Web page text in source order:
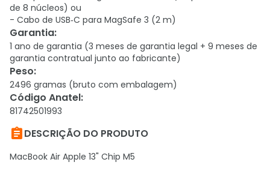
de 8 núcleos) ou
- Cabo de USB‑C para MagSafe 3 (2 m)
Garantia:
1 ano de garantia (3 meses de garantia legal + 9 meses de
garantia contratual junto ao fabricante)
Peso:
2496 gramas (bruto com embalagem)
Código Anatel:
81742501993
DESCRIÇÃO DO PRODUTO
MacBook Air Apple 13" Chip M5